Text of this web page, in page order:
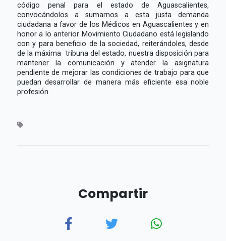
código penal para el estado de Aguascalientes,
convocándolos a sumarnos a esta justa demanda
ciudadana a favor de los Médicos en Aguascalientes y en
honor a lo anterior Movimiento Ciudadano está legislando
con y para beneficio de la sociedad, reiterándoles, desde
de la máxima tribuna del estado, nuestra disposición para
mantener la comunicación y atender la asignatura
pendiente de mejorar las condiciones de trabajo para que
puedan desarrollar de manera más eficiente esa noble
profesión.
Compartir